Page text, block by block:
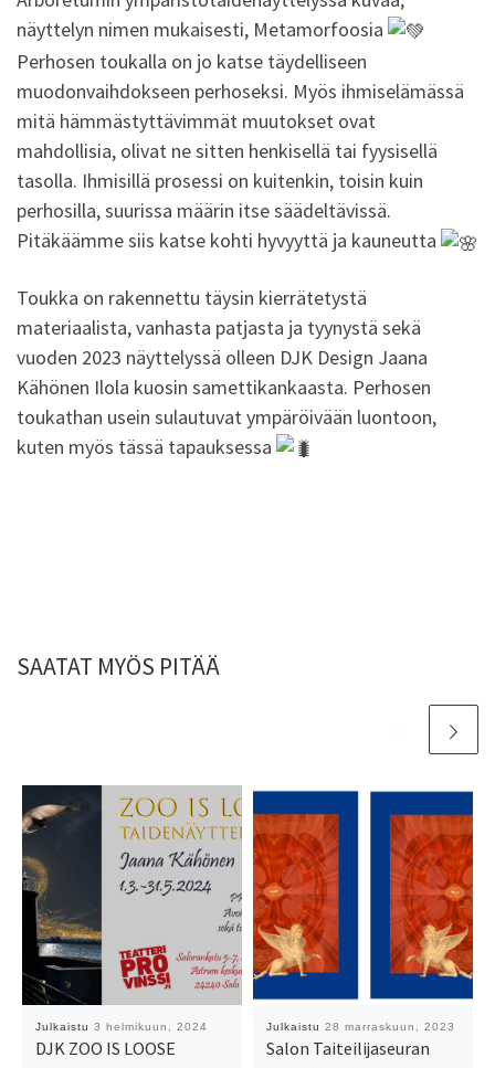
näyttelyn nimen mukaisesti, Metamorfoosia
Perhosen toukalla on jo katse täydelliseen
muodonvaihdokseen perhoseksi. Myös ihmiselämässä
mitä hämmästyttävimmät muutokset ovat
mahdollisia, olivat ne sitten henkisellä tai fyysisellä
tasolla. Ihmisillä prosessi on kuitenkin, toisin kuin
perhosilla, suurissa määrin itse säädeltävissä.
Pitäkäämme siis katse kohti hyvyyttä ja kauneutta
Toukka on rakennettu täysin kierrätetystä
materiaalista, vanhasta patjasta ja tyynystä sekä
vuoden 2023 näyttelyssä olleen DJK Design Jaana
Kähönen Ilola kuosin samettikankaasta. Perhosen
toukathan usein sulautuvat ympäröivään luontoon,
kuten myös tässä tapauksessa
SAATAT MYÖS PITÄÄ
Julkaistu 3 helmikuun, 2024
DJK ZOO IS LOOSE
Julkaistu 28 marraskuun, 2023
Salon Taiteilijaseuran